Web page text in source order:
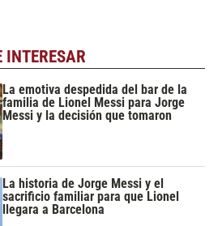
INTERESAR
La emotiva despedida del bar de la
familia de Lionel Messi para Jorge
Messi y la decisión que tomaron
La historia de Jorge Messi y el
sacrificio familiar para que Lionel
llegara a Barcelona